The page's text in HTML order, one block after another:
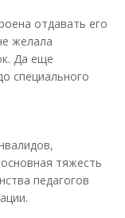
отдавать его
желала
Да еще
специального
тяжесть
педагогов